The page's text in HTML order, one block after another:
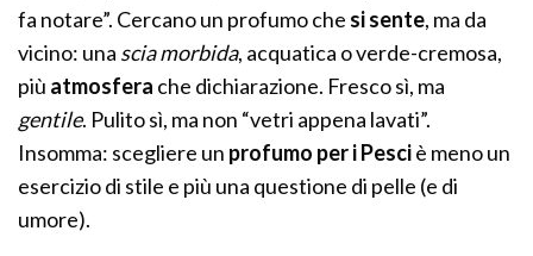
fa notare”. Cercano un profumo che si sente, ma da
vicino: una scia morbida, acquatica o verde-cremosa,
più atmosfera che dichiarazione. Fresco sì, ma
gentile. Pulito sì, ma non “vetri appena lavati”.
Insomma: scegliere un profumo per i Pesciè meno un
esercizio di stile e più una questione di pelle (e di
umore).